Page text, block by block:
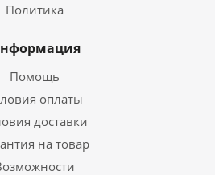
Политика
Помощь
оплаты
доставки
на товар